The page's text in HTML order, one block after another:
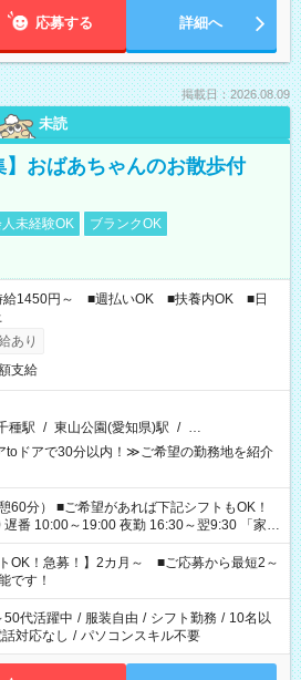
応募する 詳細へ
掲載日：2026.08.09
未読
】おばあちゃんのお散歩付
未経験OK
ブランクOK
給1450円～ ■週払いOK ■扶養内OK ■日
あり
支給
種駅 / 東山公園(愛知県)駅 / …
ドアで30分以内！≫ご希望の勤務地を紹介
記シフトもOK！
10:00～19:00 夜勤 16:30～翌9:30 「家族
」 「余裕を持って夕飯の準備がしたい」
したくない」 など、ご希望を教えてください
事の勤務時間。 合計で週40時間を超える場
ん。
トOK！急募！】2カ月～ ■ご応募から最短2～
です！
50代活躍中 / 服装自由 / シフト勤務 / 10名以
話対応なし / パソコンスキル不要